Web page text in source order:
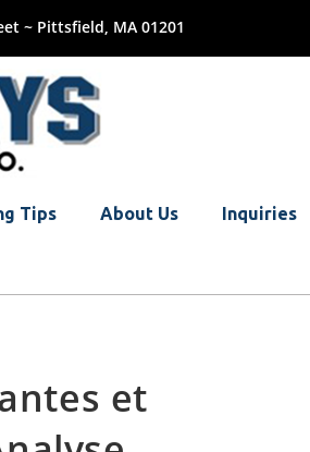
~ Pittsfield, MA 01201
Tips About Us Inquiries
et